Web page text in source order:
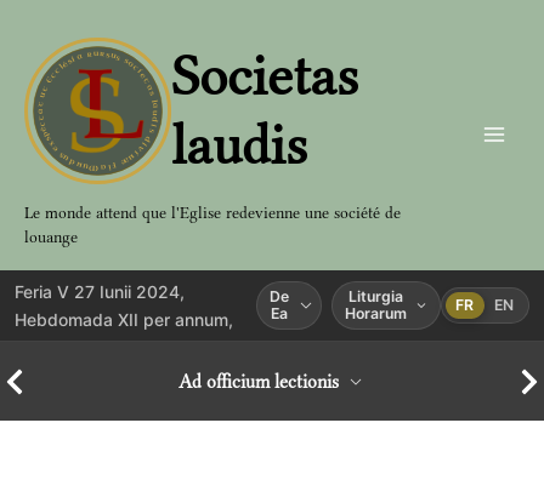
contenu
Societas
laudis
Le monde attend que l'Eglise redevienne une société de
louange
Feria V 27 Iunii 2024,
Hebdomada XII per annum,
De
Ea
Liturgia
Horarum
FR EN
Ad officium lectionis